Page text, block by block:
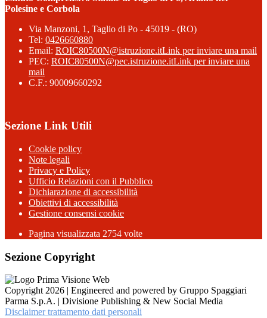
Polesine e Corbola
Via Manzoni, 1, Taglio di Po - 45019 - (RO)
Tel: 0426660880
Email: ROIC80500N@istruzione.itLink per inviare una mail
PEC: ROIC80500N@pec.istruzione.itLink per inviare una
mail
C.F.: 90009660292
Sezione Link Utili
Cookie policy
Note legali
Privacy e Policy
Ufficio Relazioni con il Pubblico
Dichiarazione di accessibilità
Obiettivi di accessibilità
Gestione consensi cookie
Pagina visualizzata 2754 volte
Sezione Copyright
Copyright 2026 | Engineered and powered by Gruppo Spaggiari
Parma S.p.A. | Divisione Publishing & New Social Media
Disclaimer trattamento dati personali